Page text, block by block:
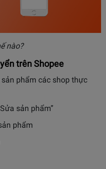
nào?
trên Shopee
phẩm các shop thực
sản phẩm”
phẩm